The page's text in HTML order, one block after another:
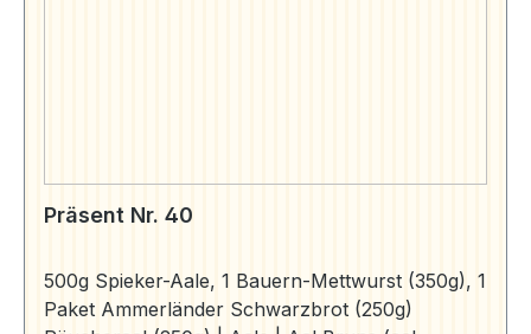
Präsent Nr. 40
500g Spieker-Aale, 1 Bauern-Mettwurst (350g), 1
Paket Ammerländer Schwarzbrot (250g)